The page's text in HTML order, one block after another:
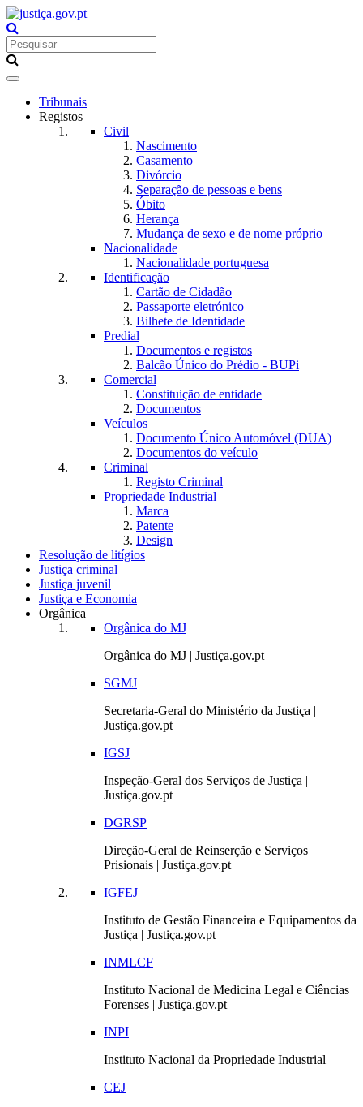
Toggle
navigationTribunais
Registos
Civil
Nascimento
Casamento
Divórcio
Separação de pessoas e bens
Óbito
Herança
Mudança de sexo e de nome próprio
Nacionalidade
Nacionalidade portuguesa
Identificação
Cartão de Cidadão
Passaporte eletrónico
Bilhete de Identidade
Predial
Documentos e registos
Balcão Único do Prédio - BUPi
Comercial
Constituição de entidade
Documentos
Veículos
Documento Único Automóvel (DUA)
Documentos do veículo
Criminal
Registo Criminal
Propriedade Industrial
Marca
Patente
Design
Resolução de litígios
Justiça criminal
Justiça juvenil
Justiça e Economia
Orgânica
Orgânica do MJ
Orgânica do MJ | Justiça.gov.pt
SGMJ
Secretaria-Geral do Ministério da Justiça |
Justiça.gov.pt
IGSJ
Inspeção-Geral dos Serviços de Justiça |
Justiça.gov.pt
DGRSP
Direção-Geral de Reinserção e Serviços
Prisionais | Justiça.gov.pt
IGFEJ
Instituto de Gestão Financeira e Equipamentos da
Justiça | Justiça.gov.pt
INMLCF
Instituto Nacional de Medicina Legal e Ciências
Forenses | Justiça.gov.pt
INPI
Instituto Nacional da Propriedade Industrial
CEJ